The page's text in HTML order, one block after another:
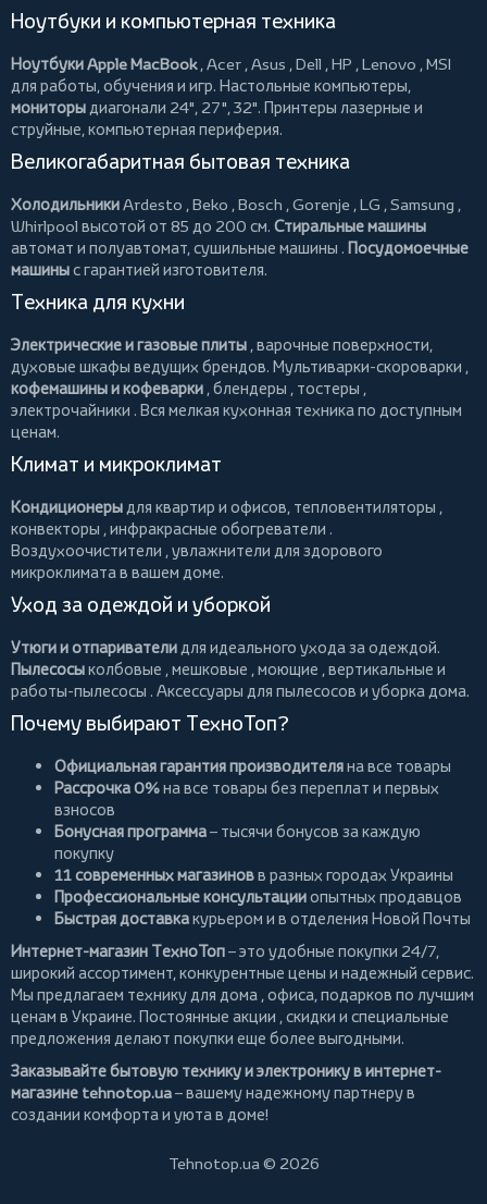
Ноутбуки и компьютерная техника
Ноутбуки Apple MacBook, Acer , Asus , Dell , HP , Lenovo , MSI
для работы, обучения и игр. Настольные компьютеры,
мониторы диагонали 24", 27", 32". Принтеры лазерные и
струйные, компьютерная периферия.
Великогабаритная бытовая техника
ХолодильникиArdesto , Beko , Bosch , Gorenje , LG , Samsung ,
Whirlpool высотой от 85 до 200 см. Стиральные машины
автомат и полуавтомат, сушильные машины . Посудомоечные
машиныс гарантией изготовителя.
Техника для кухни
Электрические и газовые плиты , варочные поверхности,
духовые шкафы ведущих брендов. Мультиварки-скороварки ,
кофемашины и кофеварки , блендеры , тостеры ,
электрочайники . Вся мелкая кухонная техника по доступным
ценам.
Климат и микроклимат
Кондиционеры для квартир и офисов, тепловентиляторы ,
конвекторы , инфракрасные обогреватели .
Воздухоочистители , увлажнители для здорового
микроклимата в вашем доме.
Уход за одеждой и уборкой
Утюги и отпариватели для идеального ухода за одеждой.
Пылесосыколбовые , мешковые , моющие , вертикальные и
работы-пылесосы . Аксессуары для пылесосов и уборка дома.
Почему выбирают ТехноТоп?
Официальная гарантия производителяна все товары
Рассрочка 0%на все товары без переплат и первых
взносов
Бонусная программа– тысячи бонусов за каждую
покупку
11 современных магазиновв разных городах Украины
Профессиональные консультацииопытных продавцов
Быстрая доставкакурьером и в отделения Новой Почты
Интернет-магазин ТехноТоп– это удобные покупки 24/7,
широкий ассортимент, конкурентные цены и надежный сервис.
Мы предлагаем технику для дома , офиса, подарков по лучшим
ценам в Украине. Постоянные акции , скидки и специальные
предложения делают покупки еще более выгодными.
Заказывайте бытовую технику и электронику в интернет-
магазине tehnotop.ua– вашему надежному партнеру в
создании комфорта и уюта в доме!
Tehnotop.ua © 2026